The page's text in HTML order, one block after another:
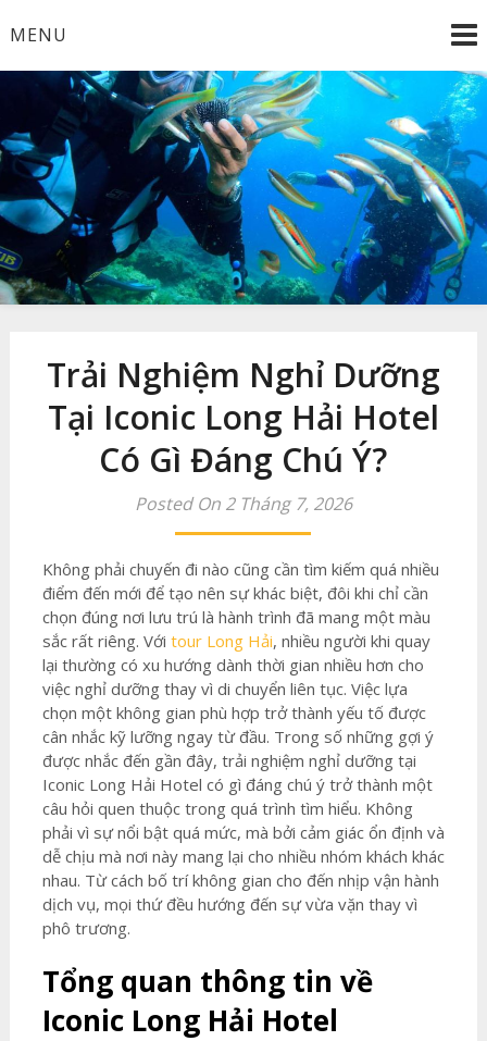
toMENU
Dịch Vụ Lặn Biển Xanh
Công Ty TNHH Dịch Vụ Lặn Biển Xanh
Trải Nghiệm Nghỉ Dưỡng
Tại Iconic Long Hải Hotel
Có Gì Đáng Chú Ý?
Posted On 2 Tháng 7, 2026
Không phải chuyến đi nào cũng cần tìm kiếm quá nhiều
điểm đến mới để tạo nên sự khác biệt, đôi khi chỉ cần
chọn đúng nơi lưu trú là hành trình đã mang một màu
sắc rất riêng. Với tour Long Hải, nhiều người khi quay
lại thường có xu hướng dành thời gian nhiều hơn cho
việc nghỉ dưỡng thay vì di chuyển liên tục. Việc lựa
chọn một không gian phù hợp trở thành yếu tố được
cân nhắc kỹ lưỡng ngay từ đầu. Trong số những gợi ý
được nhắc đến gần đây, trải nghiệm nghỉ dưỡng tại
Iconic Long Hải Hotel có gì đáng chú ý trở thành một
câu hỏi quen thuộc trong quá trình tìm hiểu. Không
phải vì sự nổi bật quá mức, mà bởi cảm giác ổn định và
dễ chịu mà nơi này mang lại cho nhiều nhóm khách khác
nhau. Từ cách bố trí không gian cho đến nhịp vận hành
dịch vụ, mọi thứ đều hướng đến sự vừa vặn thay vì
phô trương.
Tổng quan thông tin về
Iconic Long Hải Hotel